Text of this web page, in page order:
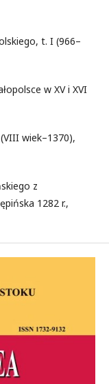
t. I (966–
w XV i XVI
wiek–1370),
z
1282 r.,